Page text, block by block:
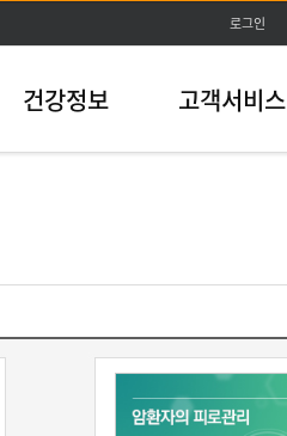
본문바로가기
로그인
건강정보 고객서비스